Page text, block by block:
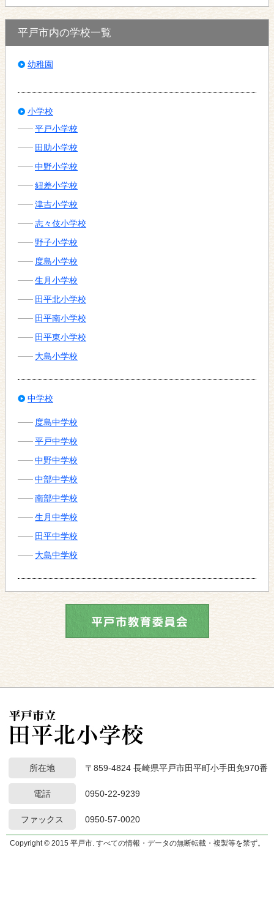
平戸市内の学校一覧
幼稚園
小学校
平戸小学校
田助小学校
中野小学校
紐差小学校
津吉小学校
志々伎小学校
野子小学校
度島小学校
生月小学校
田平北小学校
田平南小学校
田平東小学校
大島小学校
中学校
度島中学校
平戸中学校
中野中学校
中部中学校
南部中学校
生月中学校
田平中学校
大島中学校
所在地 〒859-4824 長崎県平戸市田平町小手田免970番
電話 0950-22-9239
ファックス 0950-57-0020
Copyright © 2015 平戸市. すべての情報・データの無断転載・複製等を禁ず。